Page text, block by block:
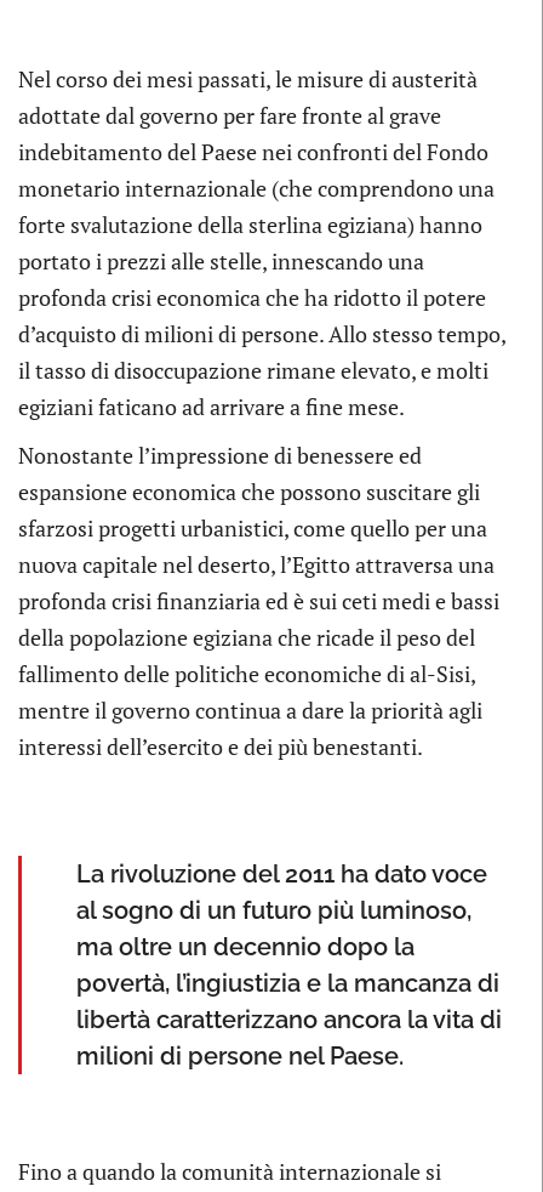
Nel corso dei mesi passati, le misure di austerità
adottate dal governo per fare fronte al grave
indebitamento del Paese nei confronti del Fondo
monetario internazionale (che comprendono una
forte svalutazione della sterlina egiziana) hanno
portato i prezzi alle stelle, innescando una
profonda crisi economica che ha ridotto il potere
d’acquisto di milioni di persone. Allo stesso tempo,
il tasso di disoccupazione rimane elevato, e molti
egiziani faticano ad arrivare a fine mese.
Nonostante l’impressione di benessere ed
espansione economica che possono suscitare gli
sfarzosi progetti urbanistici, come quello per una
nuova capitale nel deserto, l’Egitto attraversa una
profonda crisi finanziaria ed è sui ceti medi e bassi
della popolazione egiziana che ricade il peso del
fallimento delle politiche economiche di al-Sisi,
mentre il governo continua a dare la priorità agli
interessi dell’esercito e dei più benestanti.
La rivoluzione del 2011 ha dato voce
al sogno di un futuro più luminoso,
ma oltre un decennio dopo la
povertà, l’ingiustizia e la mancanza di
libertà caratterizzano ancora la vita di
milioni di persone nel Paese.
Fino a quando la comunità internazionale si